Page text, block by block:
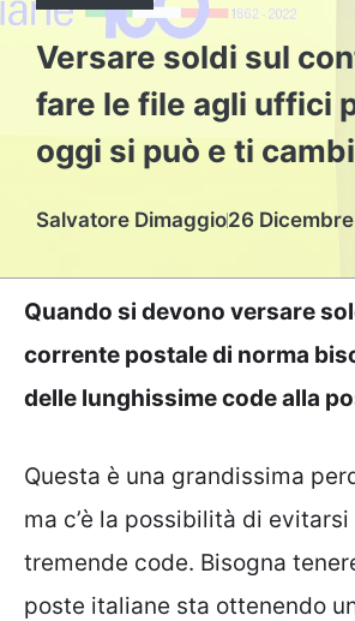
Versare soldi sul
fare le file agli uffici
oggi si può e ti
Salvatore Dimaggio26
Quando si devono versare
corrente postale di norma
delle lunghissime code alla
Questa è una grandissima
ma c’è la possibilità di
tremende code. Bisogna
poste italiane sta ottenendo